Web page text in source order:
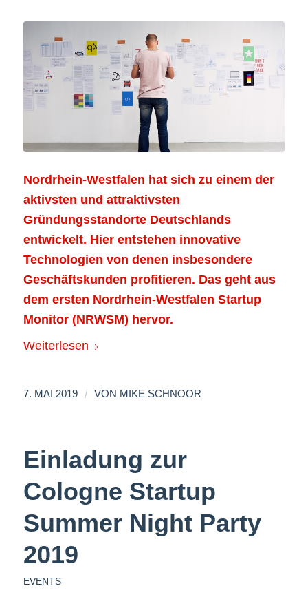
Nordrhein-Westfalen hat sich zu einem der
aktivsten und attraktivsten
Gründungsstandorte Deutschlands
entwickelt. Hier entstehen innovative
Technologien von denen insbesondere
Geschäftskunden profitieren. Das geht aus
dem ersten Nordrhein-Westfalen Startup
Monitor (NRWSM) hervor.
Weiterlesen
7. MAI 2019 / VON MIKE SCHNOOR
Einladung zur
Cologne Startup
Summer Night Party
2019
EVENTS